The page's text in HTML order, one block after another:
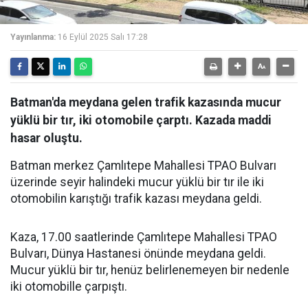
Yayınlanma: 16 Eylül 2025 Salı 17:28
Batman'da meydana gelen trafik kazasında mucur
yüklü bir tır, iki otomobile çarptı. Kazada maddi
hasar oluştu.
Batman merkez Çamlıtepe Mahallesi TPAO Bulvarı
üzerinde seyir halindeki mucur yüklü bir tır ile iki
otomobilin karıştığı trafik kazası meydana geldi.
Kaza, 17.00 saatlerinde Çamlıtepe Mahallesi TPAO
Bulvarı, Dünya Hastanesi önünde meydana geldi.
Mucur yüklü bir tır, henüz belirlenemeyen bir nedenle
iki otomobille çarpıştı.